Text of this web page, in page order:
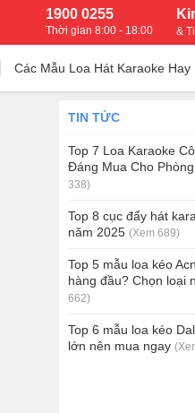
&
1900 0255
Thời gian 8:00 - 18:00
Các Mẫu Loa Hát Karaoke Hay
TIN TỨC
Top 7 Loa Karaoke
Đáng Mua Cho
338)
Top 8 cục đẩy hát
năm 2025 (Xem 689)
Top 5 mẫu loa kéo
hàng đầu? Chọn loại
662)
Top 6 mẫu loa kéo
lớn nên mua ngay